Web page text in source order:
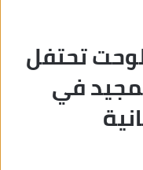
تحتفل
في